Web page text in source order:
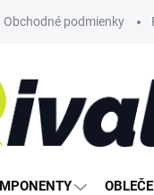
Obchodné podmienky